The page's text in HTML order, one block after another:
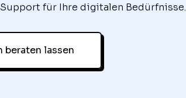
für Ihre digitalen Bedürfnisse.
lassen